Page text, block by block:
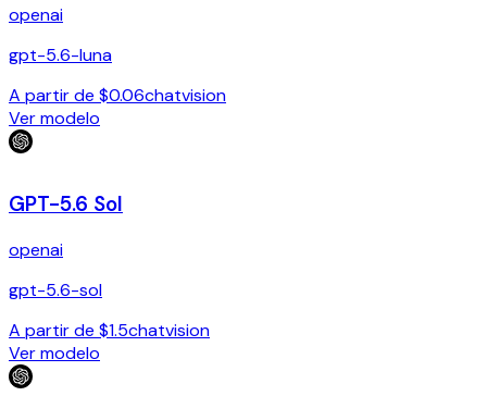
openai
gpt-5.6-luna
A partir de $0.06chatvision
Ver modelo
GPT-5.6 Sol
openai
gpt-5.6-sol
A partir de $1.5chatvision
Ver modelo